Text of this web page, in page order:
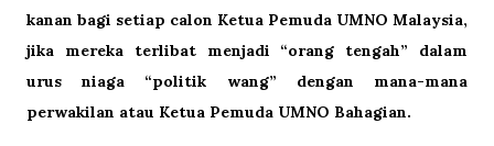
kanan bagi setiap calon Ketua Pemuda UMNO Malaysia,
jika mereka terlibat menjadi “orang tengah” dalam
urus niaga “politik wang” dengan mana-mana
perwakilan atau Ketua Pemuda UMNO Bahagian.